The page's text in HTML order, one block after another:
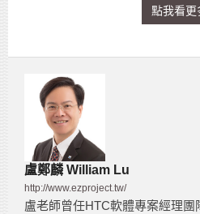
點我看更
盧鄭麟 William Lu
http://www.ezproject.tw/
盧老師曾任HTC軟體專案經理